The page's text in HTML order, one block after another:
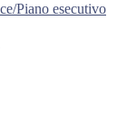
Piano esecutivo